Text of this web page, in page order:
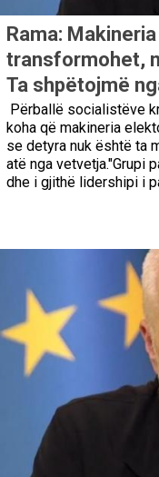
Rama:
transformohet,
Ta shpëtojmë
Përballë socialistëve
koha që makineria
se detyra nuk është ta
atë nga vetvetja."Grupi
dhe i gjithë lidershipi i